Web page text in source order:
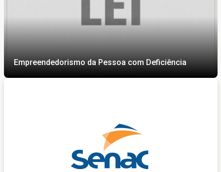
Empreendedorismo da Pessoa com Deficiência